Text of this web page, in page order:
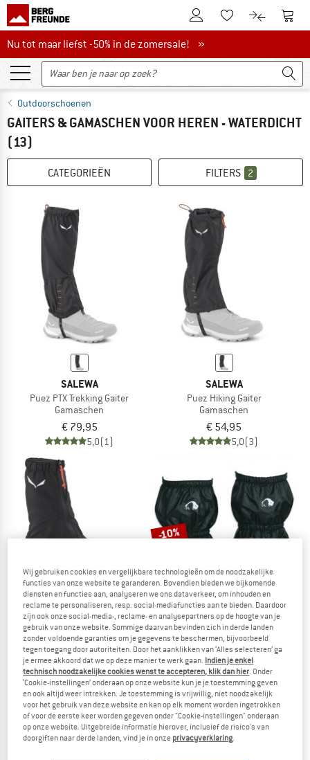
De klantenaccount
Naar deNaar de
Nu tot maar liefst -50% in de zomersale!
Nu tot maar liefst -50% in de zomersale! »
Outdoorschoenen
GAITERS & GAMASCHEN VOOR HEREN - WATERDICHT
(13)
CATEGORIEËN FILTERS 2
SALEWA
Puez PTX Trekking Gaiter
Gamaschen
€ 79,95
5,0(1)
SALEWA
Puez Hiking Gaiter
Gamaschen
€ 54,95
5,0(3)
SALEWA
Pedroc Speed Hiking Gaiter
Gamaschen
€ 54,95
5,0(1)
-10%
TATONKA
Gaiter 210 Hd Short Light
Gamaschen
€ 23,95€ 21,56
4,0(2)
Wij gebruiken cookies en vergelijkbare technologieën om de noodzakelijke
functies van onze website te garanderen. Bovendien bieden we bijkomende
diensten en functies aan, analyseren we ons dataverkeer, om inhouden en
reclame te personaliseren, resp. social-mediafuncties aan te bieden. Daardoor
zijn ook onze social-media-, reclame- en analysepartners op de hoogte van je
gebruik van onze website. Sommige daarvan bevinden zich in derde landen
zonder voldoende garanties om je gegevens te beschermen, bijvoorbeeld
tegen toegang door autoriteiten. Door het aanklikken van ‘Alles selecteren’ ga
je ermee akkoord dat we op deze manier te werk gaan. Indien je enkel
technisch noodzakelijke cookies wenst te accepteren, klik dan hier . Onder
‘Cookie-instellingen’ onderaan op onze website kun je je toestemming geven
en ook altijd weer intrekken. Je toestemming is vrijwillig, niet noodzakelijk
voor het gebruik van deze website en kan op elk moment worden ingetrokken
of voor de eerste keer worden gegeven onder "Cookie-instellingen" onderaan
op onze website. Uitgebreide informatie hierover, inclusief de risico's van
doorgiften naar derde landen, vind je in onze privacyverklaring